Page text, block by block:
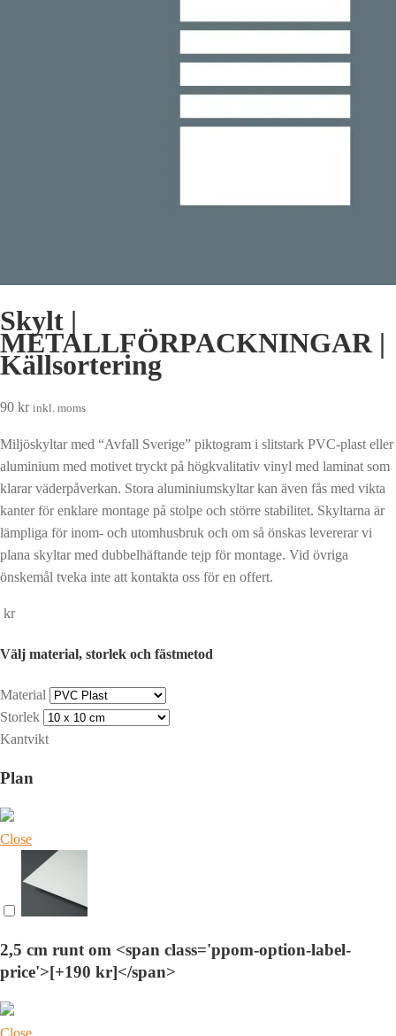
Skylt |
METALLFÖRPACKNINGAR |
Källsortering
90 kr inkl. moms
Miljöskyltar med “Avfall Sverige” piktogram i slitstark PVC-plast eller
aluminium med motivet tryckt på högkvalitativ vinyl med laminat som
klarar väderpåverkan. Stora aluminiumskyltar kan även fås med vikta
kanter för enklare montage på stolpe och större stabilitet. Skyltarna är
lämpliga för inom- och utomhusbruk och om så önskas levererar vi
plana skyltar med dubbelhäftande tejp för montage. Vid övriga
önskemål tveka inte att kontakta oss för en offert.
kr
Välj material, storlek och fästmetod
Material
Storlek
Kantvikt
Plan
Close
2,5 cm runt om <span class='ppom-option-label-
price'>[+190 kr]</span>